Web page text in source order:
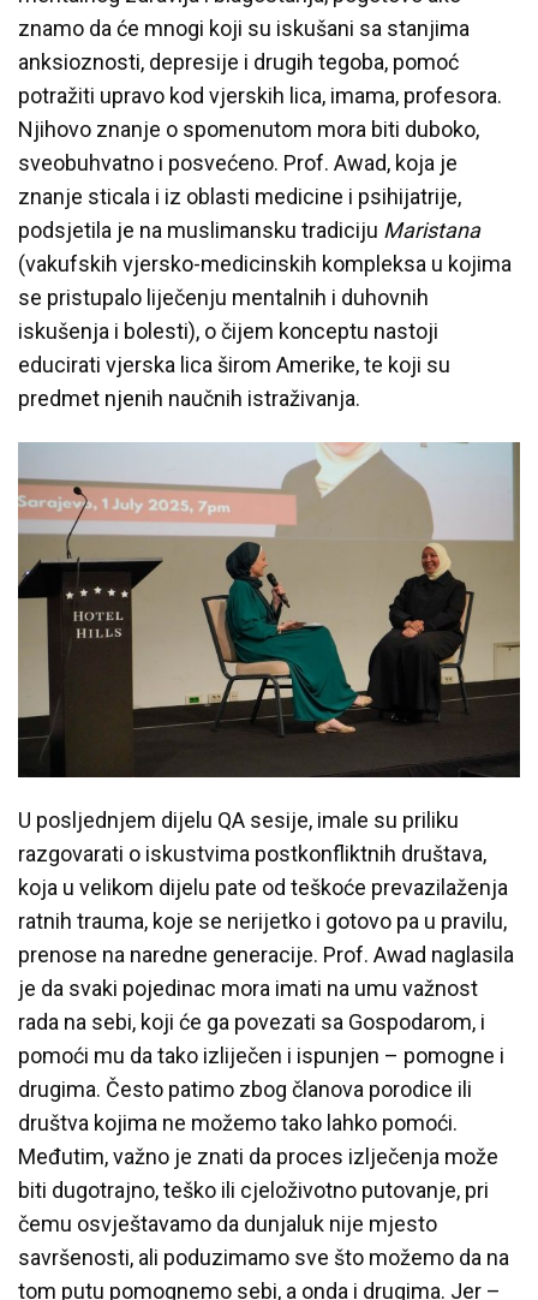
znamo da će mnogi koji su iskušani sa stanjima
anksioznosti, depresije i drugih tegoba, pomoć
potražiti upravo kod vjerskih lica, imama, profesora.
Njihovo znanje o spomenutom mora biti duboko,
sveobuhvatno i posvećeno. Prof. Awad, koja je
znanje sticala i iz oblasti medicine i psihijatrije,
podsjetila je na muslimansku tradiciju Maristana
(vakufskih vjersko-medicinskih kompleksa u kojima
se pristupalo liječenju mentalnih i duhovnih
iskušenja i bolesti), o čijem konceptu nastoji
educirati vjerska lica širom Amerike, te koji su
predmet njenih naučnih istraživanja.
U posljednjem dijelu QA sesije, imale su priliku
razgovarati o iskustvima postkonfliktnih društava,
koja u velikom dijelu pate od teškoće prevazilaženja
ratnih trauma, koje se nerijetko i gotovo pa u pravilu,
prenose na naredne generacije. Prof. Awad naglasila
je da svaki pojedinac mora imati na umu važnost
rada na sebi, koji će ga povezati sa Gospodarom, i
pomoći mu da tako izliječen i ispunjen – pomogne i
drugima. Često patimo zbog članova porodice ili
društva kojima ne možemo tako lahko pomoći.
Međutim, važno je znati da proces izlječenja može
biti dugotrajno, teško ili cjeloživotno putovanje, pri
čemu osvještavamo da dunjaluk nije mjesto
savršenosti, ali poduzimamo sve što možemo da na
tom putu pomognemo sebi, a onda i drugima. Jer –